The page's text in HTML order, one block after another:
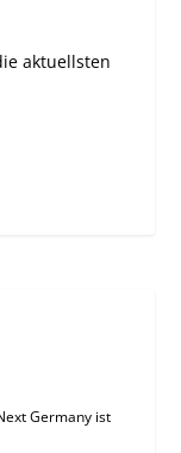
aktuellsten
Germany ist